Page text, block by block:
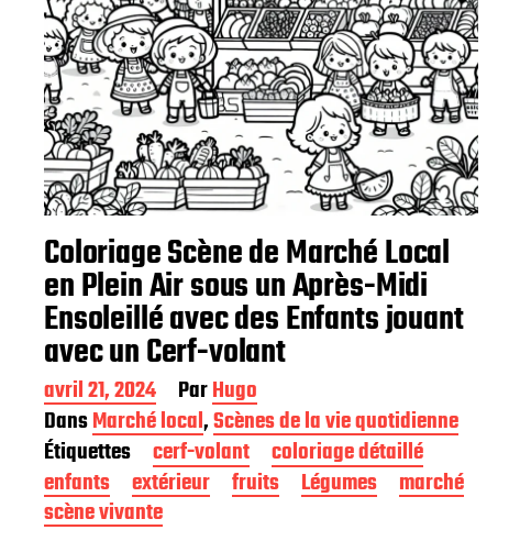
Coloriage Scène de Marché Local
en Plein Air sous un Après-Midi
Ensoleillé avec des Enfants jouant
avec un Cerf-volant
D
a
t
e
d
e
p
avril 21, 2024 ParHugo
DansMarché local,Scènes de la vie quotidienne
Étiquettes
cerf-volant
coloriage détaillé
enfants
extérieur fruits Légumes
marché
scène vivante